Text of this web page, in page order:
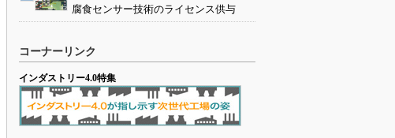
腐食センサー技術のライセンス供与
コーナーリンク
インダストリー4.0特集